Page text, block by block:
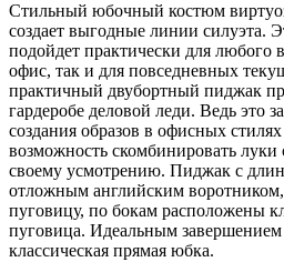
Стильный юбочный костюм
создает выгодные линии силуэта.
подойдет практически для любого
офис, так и для повседневных
практичный двубортный пиджак
гардеробе деловой леди. Ведь это
создания образов в офисных
возможность скомбинировать
своему усмотрению. Пиджак с
отложным английским воротником,
пуговицу, по бокам расположены
пуговица. Идеальным завершением
классическая прямая юбка.